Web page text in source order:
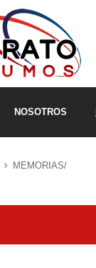
NOSOTROS
MEMORIAS/